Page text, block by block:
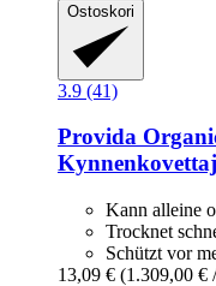
Ostoskori
3.9 (41)
Provida
Kann alleine
Trocknet
Schützt vor
13,09 € (1.309,00 €